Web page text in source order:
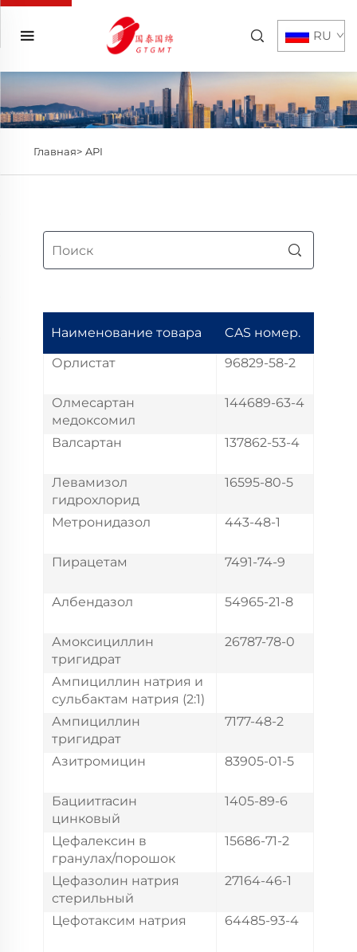
RU
Главная> API
Наименование товара
CAS номер.
Орлистат
96829-58-2
Олмесартан
медоксомил
144689-63-4
Валсартан 137862-53-4
Левамизол
гидрохлорид
16595-80-5
Метронидазол 443-48-1
Пирацетам 7491-74-9
Албендазол 54965-21-8
Амоксициллин
тригидрат
26787-78-0
Ампициллин натрия и
сульбактам натрия (2:1)
Ампициллин
тригидрат
7177-48-2
Азитромицин 83905-01-5
Бациитracин
цинковый
1405-89-6
Цефалексин в
гранулах/порошок
15686-71-2
Цефазолин натрия
стерильный
27164-46-1
Цефотаксим натрия 64485-93-4